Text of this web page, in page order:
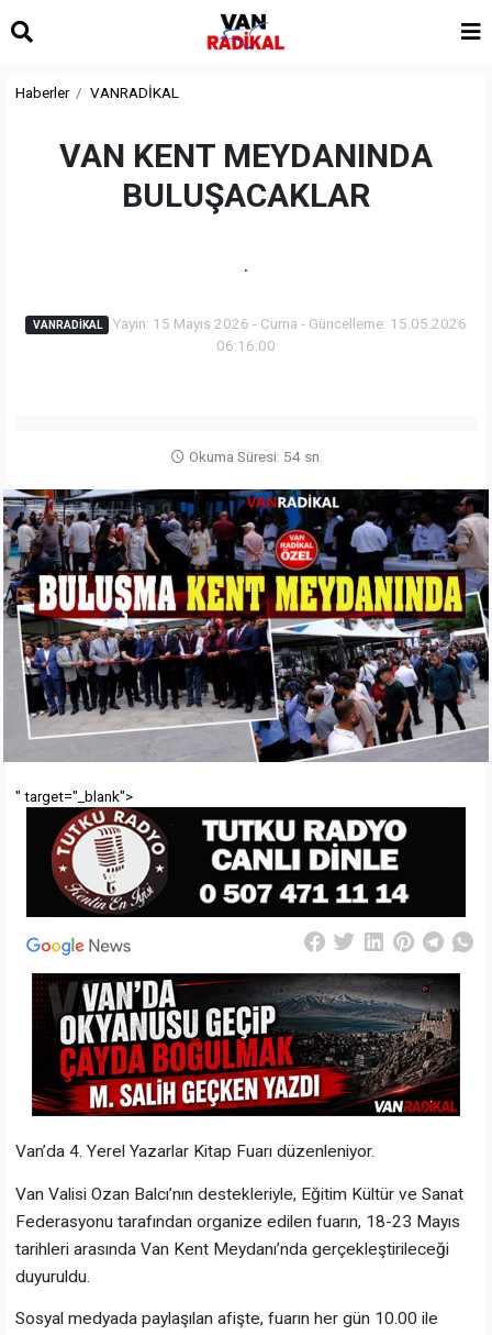
Haberler VANRADİKAL
VAN KENT MEYDANINDA
BULUŞACAKLAR
.
VANRADİKAL
Yayın: 15 Mayıs 2026 - Cuma - Güncelleme: 15.05.2026
06:16:00
Okuma Süresi: 54 sn.
" target="_blank">
Van’da 4. Yerel Yazarlar Kitap Fuarı düzenleniyor.
Van Valisi Ozan Balcı’nın destekleriyle, Eğitim Kültür ve Sanat
Federasyonu tarafından organize edilen fuarın, 18-23 Mayıs
tarihleri arasında Van Kent Meydanı’nda gerçekleştirileceği
duyuruldu.
Sosyal medyada paylaşılan afişte, fuarın her gün 10.00 ile